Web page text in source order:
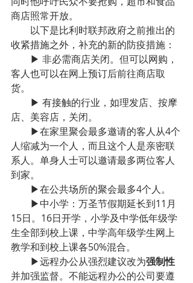
商店照常开放。
以下是比利时联邦政府之前推出的
收紧措施之外，补充的新的防疫措施：
▶ 非必需商店关闭。但可以网购，
客人也可以在网上预订后前往商店取
货。
▶ 有接触的行业，如理发店、按摩
店、美容店，关闭。
▶在家里聚会最多邀请的客人从4个
人缩减为一个人，而且这个人是亲密联
系人。单身人士可以邀请最多两位客人
到家。
▶在公共场所的聚会最多4个人。
▶中小学：万圣节假期延长到11月
15日。16日开学，小学及中学低年级学
生全部到校上课，中学高年级学生网上
教学和到校上课各50%混合。
▶远程办公从强烈建议改为强制性
并加强监督。不能远程办公的公司要遵